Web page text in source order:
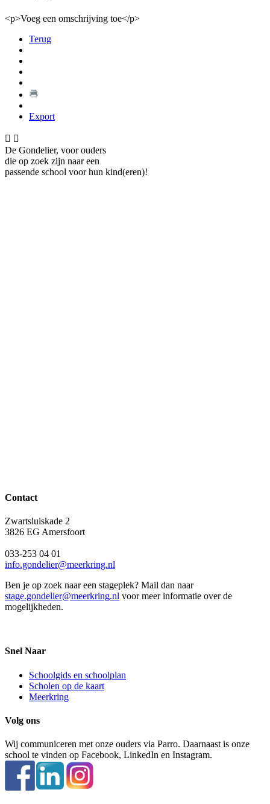
<p>Voeg een omschrijving toe</p>
Terug
Export
 
De Gondelier, voor ouders
die op zoek zijn naar een
passende school voor hun kind(eren)!
Contact
Zwartsluiskade 2
3826 EG Amersfoort
033-253 04 01
info.gondelier@meerkring.nl
Ben je op zoek naar een stageplek? Mail dan naar
stage.gondelier@meerkring.nl voor meer informatie over de
mogelijkheden.
Snel Naar
Schoolgids en schoolplan
Scholen op de kaart
Meerkring
Volg ons
Wij communiceren met onze ouders via Parro. Daarnaast is onze
school te vinden op Facebook, LinkedIn en Instagram.